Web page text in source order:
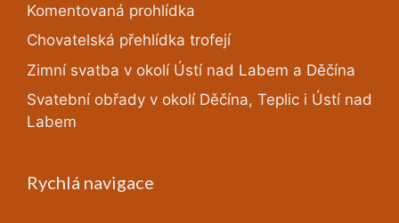
Komentovaná prohlídka
Chovatelská přehlídka trofejí
Zimní svatba v okolí Ústí nad Labem a Děčína
Svatební obřady v okolí Děčína, Teplic i Ústí nad
Labem
Rychlá navigace